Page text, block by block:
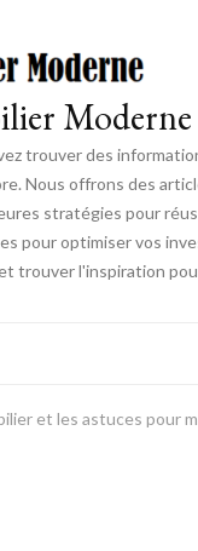
Moderne
trouver des
Nous offrons des
stratégies pour
pour optimiser vos
trouver l'inspiration
et les astuces pour